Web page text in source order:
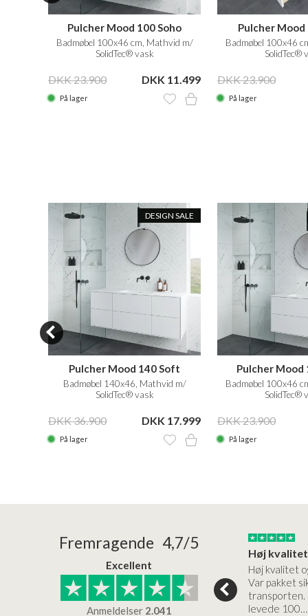
Pulcher Mood 100 Soho
Badmøbel 100x46 cm, Mathvid m/
SolidTec® vask
DKK 23.900 DKK 11.499
På lager
Pulcher
Badmøbel 100x46
SolidTec®
DKK 23.900
På lager
DESIGN SALE
Pulcher Mood 140 Soft
Badmøbel 140x46, Mathvid m/
SolidTec® vask
DKK 36.900 DKK 17.999
På lager
Pulcher Mood
Badmøbel 100x46
SolidTec®
DKK 23.900
På lager
Fremragende 4,7/5
Excellent
Anmeldelser 2.041
24/01/2026
Superflot bademøbel og rigtig lynhurtig…
22/01/2026
Kanon god service
Kanon god service. Varerne
bliver leveret hurtigt, og det
er virkelig kvalitet.
Lise
Høj kvalitet
Var pakket
levede 100…